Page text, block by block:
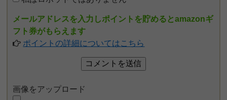
メールアドレスを入力しポイントを貯めるとamazonギ
フト券がもらえます
ポイントの詳細についてはこちら
画像をアップロード